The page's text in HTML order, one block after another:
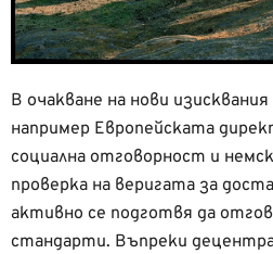
В очакване на нови
например Европейската
социална отговорност и
проверка на веригата за
активно се подготвя да
стандарти. Въпреки